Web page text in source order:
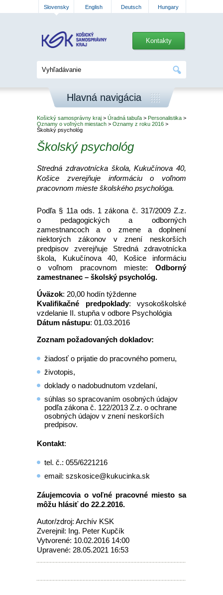
Slovensky English Deutsch Hungary
Kontakty
Hlavná navigácia
Košický samosprávny kraj > Úradná tabuľa > Personalistika >
Oznamy o voľných miestach > Oznamy z roku 2016 >
Školský psychológ
Školský psychológ
Stredná zdravotnícka škola, Kukučínova 40,
Košice zverejňuje informáciu o voľnom
pracovnom mieste školského psychológa.
Podľa § 11a ods. 1 zákona č. 317/2009 Z.z.
o pedagogických a odborných
zamestnancoch a o zmene a doplnení
niektorých zákonov v znení neskorších
predpisov zverejňuje Stredná zdravotnícka
škola, Kukučínova 40, Košice informáciu
o voľnom pracovnom mieste: Odborný
zamestnanec – školský psychológ.
Úväzok: 20,00 hodín týždenne
Kvalifikačné predpoklady: vysokoškolské
vzdelanie II. stupňa v odbore Psychológia
Dátum nástupu: 01.03.2016
Zoznam požadovaných dokladov:
žiadosť o prijatie do pracovného pomeru,
životopis,
doklady o nadobudnutom vzdelaní,
súhlas so spracovaním osobných údajov
podľa zákona č. 122/2013 Z.z. o ochrane
osobných údajov v znení neskorších
predpisov.
Kontakt:
tel. č.: 055/6221216
email: szskosice@kukucinka.sk
Záujemcovia o voľné pracovné miesto sa
môžu hlásiť do 22.2.2016.
Autor/zdroj: Archív KSK
Zverejnil: Ing. Peter Kupčík
Vytvorené: 10.02.2016 14:00
Upravené: 28.05.2021 16:53